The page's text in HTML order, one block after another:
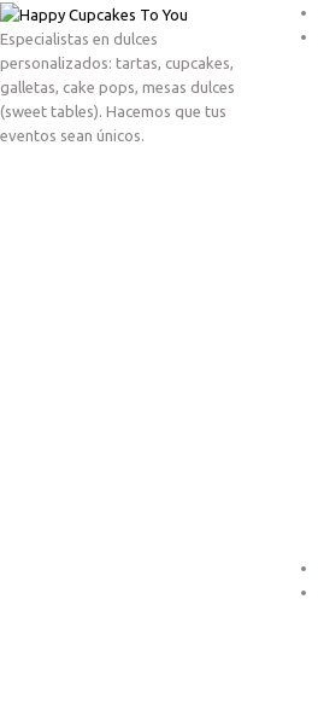
Especialistas en dulces
personalizados: tartas, cupcakes,
galletas, cake pops, mesas dulces
(sweet tables). Hacemos que tus
eventos sean únicos.